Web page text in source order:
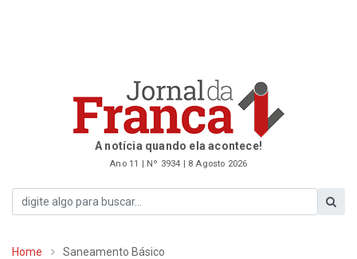
A notícia quando ela acontece!
Ano 11 | Nº 3934 | 8 Agosto 2026
Home Saneamento Básico